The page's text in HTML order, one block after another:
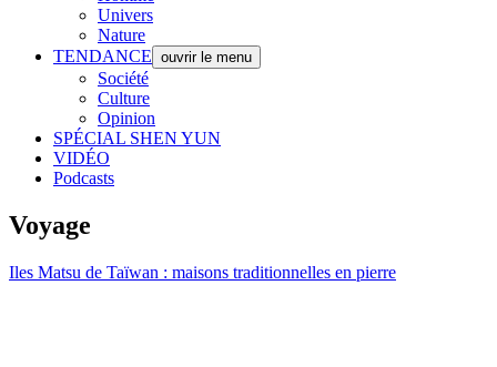
Univers
Nature
TENDANCE ouvrir le menu
Société
Culture
Opinion
SPÉCIAL SHEN YUN
VIDÉO
Podcasts
Voyage
Iles Matsu de Taïwan : maisons traditionnelles en pierre